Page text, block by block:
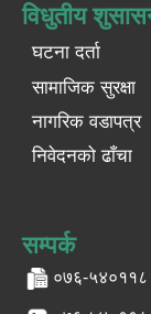
विधुतीय
घटना दर्ता
सामाजिक सुरक्षा
नागरिक वडापत्र
निवेदनको ढाँचा
सम्पर्क
०७६-५४०११८